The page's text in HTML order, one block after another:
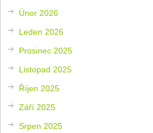
Únor 2026
Leden 2026
Prosinec 2025
Listopad 2025
Říjen 2025
Září 2025
Srpen 2025